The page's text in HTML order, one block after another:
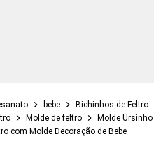
bebe
Bichinhos de Feltro
Molde de feltro
Molde Ursinho
com Molde Decoração de Bebe